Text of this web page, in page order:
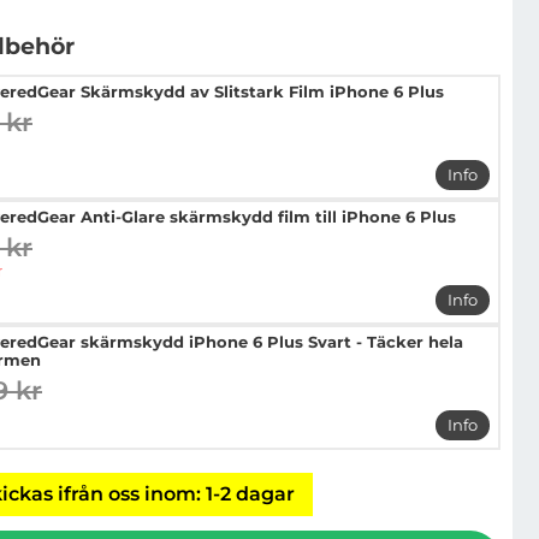
Skärmskydd av Slitstark Film iPhone 6 Plus
pris
kr
Info
mer info
Anti-Glare skärmskydd film till iPhone 6 Plus
pris
kr
Info
mer info
skärmskydd iPhone 6 Plus Svart - Täcker hela
pris
kr
Info
mer info
ifrån oss inom: 1-2 dagar